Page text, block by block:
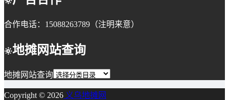
合作电话：15088263789（注明来意）
地摊网站查询
地摊网站查询
Copyright © 2026 义乌地摊网